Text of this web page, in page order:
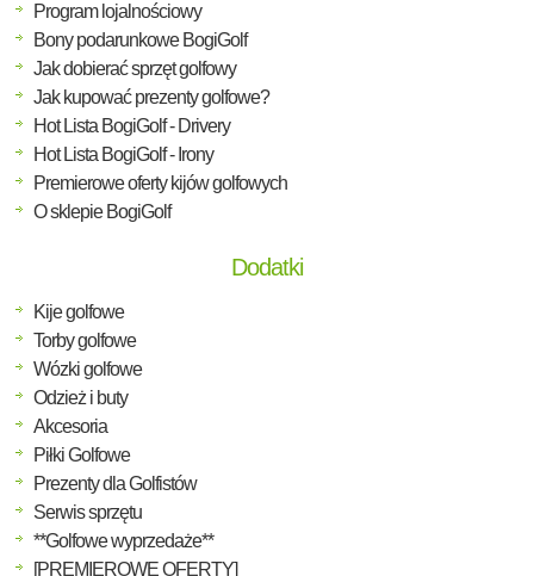
Program lojalnościowy
Bony podarunkowe BogiGolf
Jak dobierać sprzęt golfowy
Jak kupować prezenty golfowe?
Hot Lista BogiGolf - Drivery
Hot Lista BogiGolf - Irony
Premierowe oferty kijów golfowych
O sklepie BogiGolf
Dodatki
Kije golfowe
Torby golfowe
Wózki golfowe
Odzież i buty
Akcesoria
Piłki Golfowe
Prezenty dla Golfistów
Serwis sprzętu
**Golfowe wyprzedaże**
[PREMIEROWE OFERTY]